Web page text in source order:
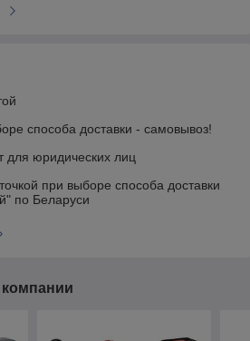
способа доставки - самовывоз!
для юридических лиц
при выборе способа доставки
по Беларуси